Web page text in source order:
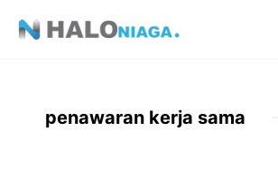
penawaran kerja sama